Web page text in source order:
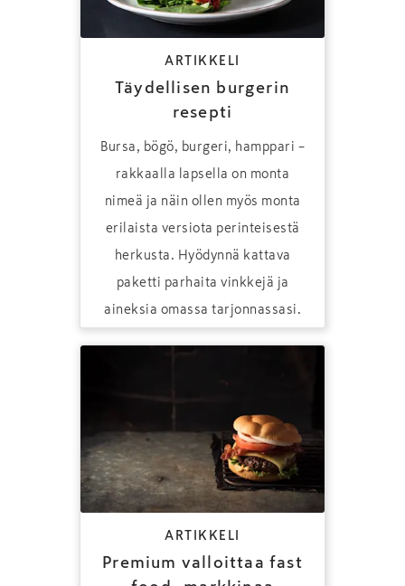
ARTIKKELI
Täydellisen burgerin
resepti
Bursa, bögö, burgeri, hamppari –
rakkaalla lapsella on monta
nimeä ja näin ollen myös monta
erilaista versiota perinteisestä
herkusta. Hyödynnä kattava
paketti parhaita vinkkejä ja
aineksia omassa tarjonnassasi.
ARTIKKELI
Premium valloittaa fast